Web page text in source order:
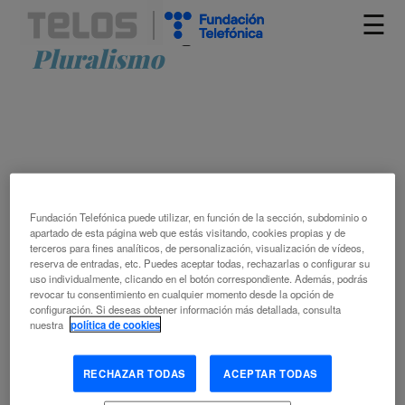
☰
Artículos etiquetados como
Pluralismo
EL TRILEMA DE LA GOBERNANZA
MARTA CANTERO GAMITO
CONTRATO SOCIALDEMOCRACIADERECHOS
HUMANOSGOBERNANZA
Fundación Telefónica puede utilizar, en función de la sección, subdominio o
apartado de esta página web que estás visitando, cookies propias y de
terceros para fines analíticos, de personalización, visualización de vídeos,
reserva de entradas, etc. Puedes aceptar todas, rechazarlas o configurar su
uso individualmente, clicando en el botón correspondiente. Además, podrás
revocar tu consentimiento en cualquier momento desde la opción de
configuración. Si deseas obtener información más detallada, consulta
nuestra política de cookies
RECHAZAR TODAS ACEPTAR TODAS